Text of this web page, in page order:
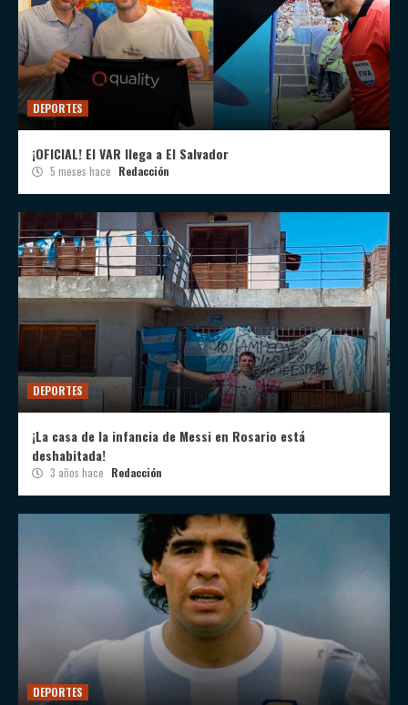
DEPORTES
¡OFICIAL! El VAR llega a El Salvador
5 meses hace Redacción
DEPORTES
¡La casa de la infancia de Messi en Rosario está
deshabitada!
3 años hace Redacción
DEPORTES